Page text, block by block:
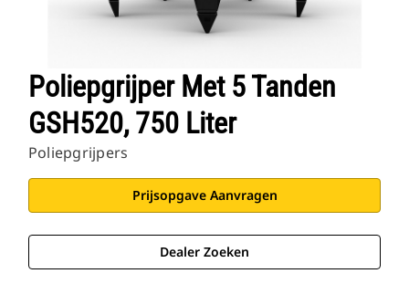
Poliepgrijper Met 5 Tanden
GSH520, 750 Liter
Poliepgrijpers
Prijsopgave Aanvragen
Dealer Zoeken